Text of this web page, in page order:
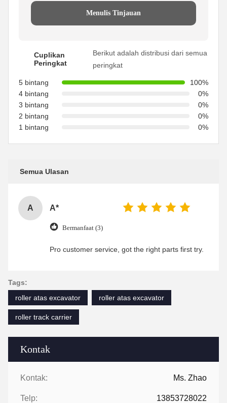
Kontak
Kontak: Ms. Zhao
Telp: 13853728022
Menulis Tinjauan
Cuplikan
Peringkat
Berikut adalah distribusi dari semua
peringkat
5 bintang
100%
4 bintang
0%
3 bintang
0%
2 bintang
0%
1 bintang
0%
Semua Ulasan
A A*
Bermanfaat (3)
Pro customer service, got the right parts first try.
Tags:
roller atas excavator
roller atas excavator
roller track carrier